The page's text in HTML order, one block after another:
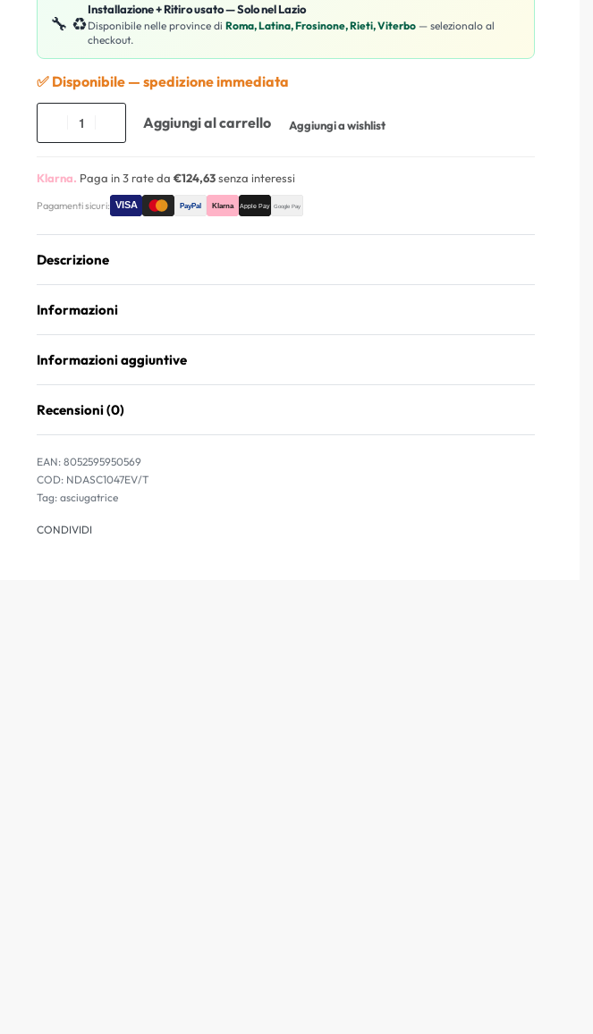
🔧 ♻️
Installazione + Ritiro usato — Solo nel Lazio
Disponibile nelle province di Roma, Latina, Frosinone, Rieti, Viterbo — selezionalo al
checkout.
✅ Disponibile — spedizione immediata
Aggiungi al carrello Aggiungi a wishlist
Klarna. Paga in 3 rate da €124,63senza interessi
Pagamenti sicuri:
Descrizione
Informazioni
Informazioni aggiuntive
Recensioni (0)
EAN: 8052595950569
NDASC1047EV/T
Tag: asciugatrice
CONDIVIDI